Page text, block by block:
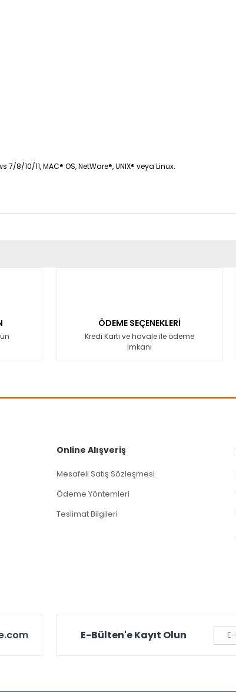
8/10/11, MAC® OS, NetWare®, UNIX® veya Linux.
ÖDEME SEÇENEKLERİ
Kredi Kartı ve havale ile ödeme
imkanı
Online Alışveriş
Mesafeli Satış Sözleşmesi
Ödeme Yöntemleri
Teslimat Bilgileri
E-Bülten'e Kayıt Olun